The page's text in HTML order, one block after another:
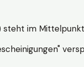
steht im